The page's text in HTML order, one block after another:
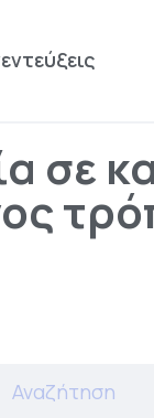
σε